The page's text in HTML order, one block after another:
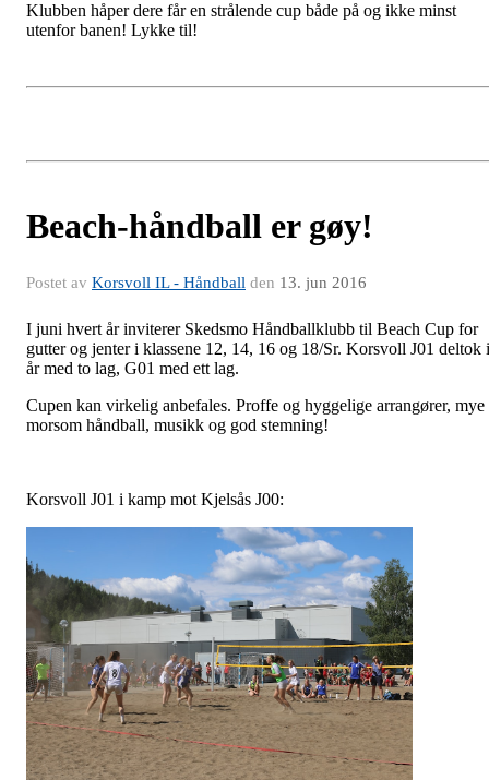
Klubben håper dere får en strålende cup både på og ikke minst
utenfor banen! Lykke til!
Beach-håndball er gøy!
Postet av Korsvoll IL - Håndball den 13. jun 2016
I juni hvert år inviterer Skedsmo Håndballklubb til Beach Cup for
gutter og jenter i klassene 12, 14, 16 og 18/Sr. Korsvoll J01 deltok i
år med to lag, G01 med ett lag.
Cupen kan virkelig anbefales. Proffe og hyggelige arrangører, mye
morsom håndball, musikk og god stemning!
Korsvoll J01 i kamp mot Kjelsås J00: